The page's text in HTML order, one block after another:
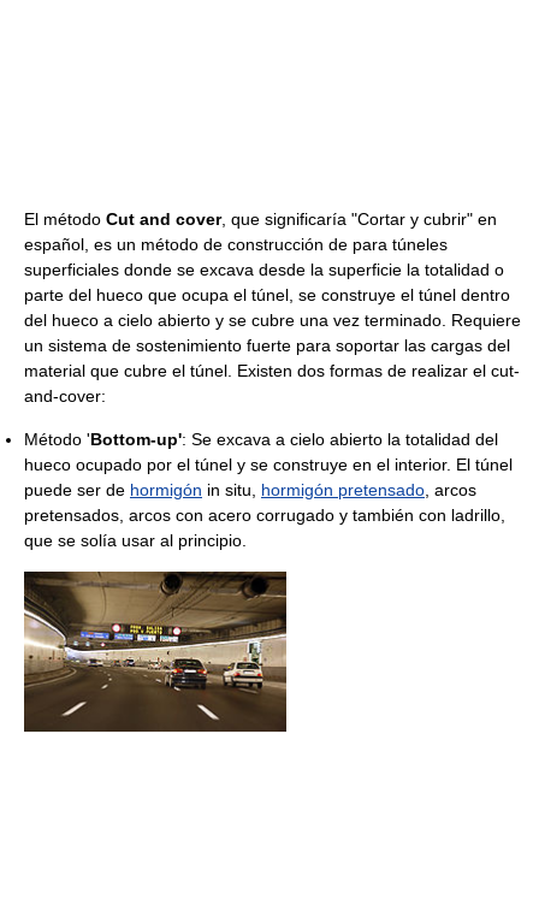
El método Cut and cover, que significaría "Cortar y cubrir" en
español, es un método de construcción de para túneles
superficiales donde se excava desde la superficie la totalidad o
parte del hueco que ocupa el túnel, se construye el túnel dentro
del hueco a cielo abierto y se cubre una vez terminado. Requiere
un sistema de sostenimiento fuerte para soportar las cargas del
material que cubre el túnel. Existen dos formas de realizar el cut-
and-cover:
Método 'Bottom-up': Se excava a cielo abierto la totalidad del
hueco ocupado por el túnel y se construye en el interior. El túnel
puede ser de hormigón in situ, hormigón pretensado , arcos
pretensados, arcos con acero corrugado y también con ladrillo,
que se solía usar al principio.